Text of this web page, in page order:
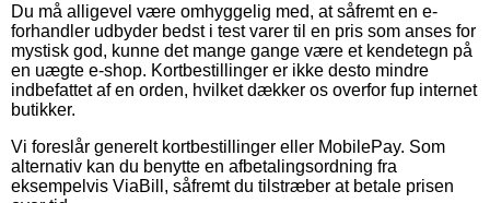
Du må alligevel være omhyggelig med, at såfremt en e-
forhandler udbyder bedst i test varer til en pris som anses for
mystisk god, kunne det mange gange være et kendetegn på
en uægte e-shop. Kortbestillinger er ikke desto mindre
indbefattet af en orden, hvilket dækker os overfor fup internet
butikker.
Vi foreslår generelt kortbestillinger eller MobilePay. Som
alternativ kan du benytte en afbetalingsordning fra
eksempelvis ViaBill, såfremt du tilstræber at betale prisen